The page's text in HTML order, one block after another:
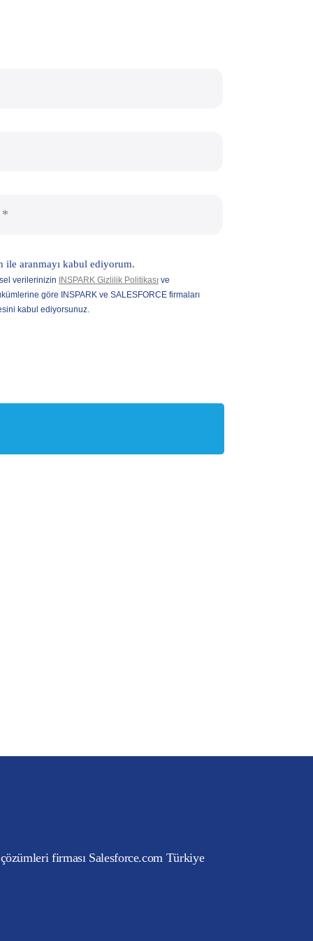
firması Salesforce.com Türkiye